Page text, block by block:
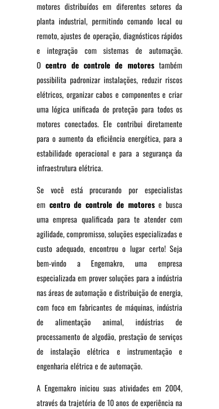
motores distribuídos em diferentes setores da
planta industrial, permitindo comando local ou
remoto, ajustes de operação, diagnósticos rápidos
e integração com sistemas de automação.
Ocentro de controle de motorestambém
possibilita padronizar instalações, reduzir riscos
elétricos, organizar cabos e componentes e criar
uma lógica unificada de proteção para todos os
motores conectados. Ele contribui diretamente
para o aumento da eficiência energética, para a
estabilidade operacional e para a segurança da
infraestrutura elétrica.
Se você está procurando por especialistas
em centro de controle de motorese busca
uma empresa qualificada para te atender com
agilidade, compromisso, soluções especializadas e
custo adequado, encontrou o lugar certo! Seja
bem-vindo a Engemakro, uma empresa
especializada em prover soluções para a indústria
nas áreas de automação e distribuição de energia,
com foco em fabricantes de máquinas, indústria
de alimentação animal, indústrias de
processamento de algodão, prestação de serviços
de instalação elétrica e instrumentação e
engenharia elétrica e de automação.
A Engemakro iniciou suas atividades em 2004,
através da trajetória de 10 anos de experiência na